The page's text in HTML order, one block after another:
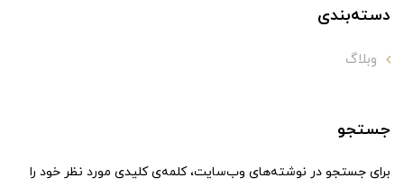
دسته‌بندی
وبلاگ
جستجو
برای جستجو در نوشته‌های وب‌سایت، کلمه‌ی کلیدی مورد نظر خود را